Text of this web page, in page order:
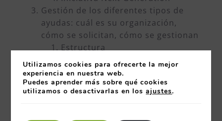
Gestión de los diferentes tipos de
ayudas: cuál es su organización,
cómo se solicitan, cómo se gestionan
Estructura
Marco financiero plurianual 21-
27 (MFP)
Next Generation
Utilizamos cookies para ofrecerte la mejor
experiencia en nuestra web.
Puedes aprender más sobre qué cookies
utilizamos o desactivarlas en losajustes.